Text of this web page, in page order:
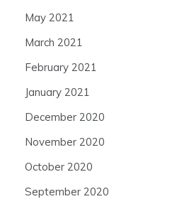
May 2021
March 2021
February 2021
January 2021
December 2020
November 2020
October 2020
September 2020